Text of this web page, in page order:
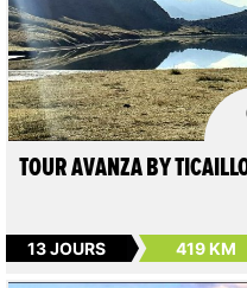
TOUR AVANZA BY
13 JOURS 419 KM